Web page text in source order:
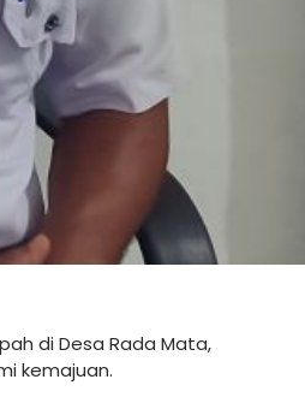
di Desa Rada Mata,
kemajuan.